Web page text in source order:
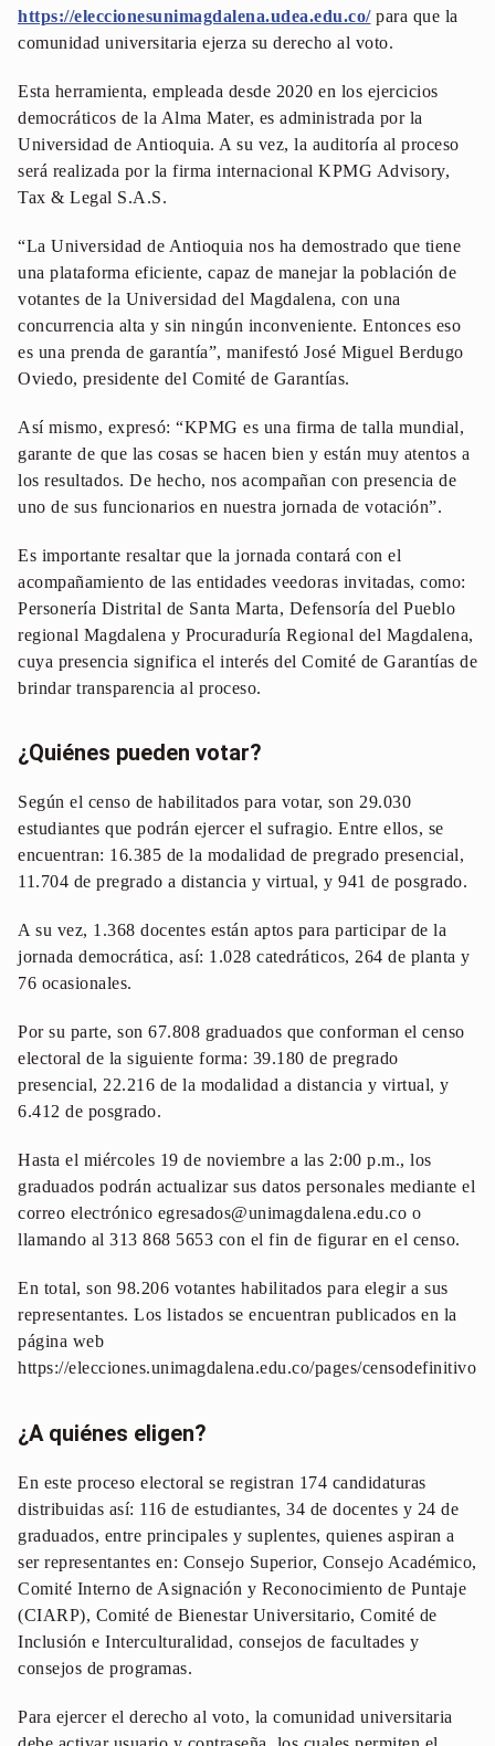
https://eleccionesunimagdalena.udea.edu.co/para que la
comunidad universitaria ejerza su derecho al voto.
Esta herramienta, empleada desde 2020 en los ejercicios
democráticos de la Alma Mater, es administrada por la
Universidad de Antioquia. A su vez, la auditoría al proceso
será realizada por la firma internacional KPMG Advisory,
Tax & Legal S.A.S.
“La Universidad de Antioquia nos ha demostrado que tiene
una plataforma eficiente, capaz de manejar la población de
votantes de la Universidad del Magdalena, con una
concurrencia alta y sin ningún inconveniente. Entonces eso
es una prenda de garantía”, manifestó José Miguel Berdugo
Oviedo, presidente del Comité de Garantías.
Así mismo, expresó: “KPMG es una firma de talla mundial,
garante de que las cosas se hacen bien y están muy atentos a
los resultados. De hecho, nos acompañan con presencia de
uno de sus funcionarios en nuestra jornada de votación”.
Es importante resaltar que la jornada contará con el
acompañamiento de las entidades veedoras invitadas, como:
Personería Distrital de Santa Marta, Defensoría del Pueblo
regional Magdalena y Procuraduría Regional del Magdalena,
cuya presencia significa el interés del Comité de Garantías de
brindar transparencia al proceso.
¿Quiénes pueden votar?
Según el censo de habilitados para votar, son 29.030
estudiantes que podrán ejercer el sufragio. Entre ellos, se
encuentran: 16.385 de la modalidad de pregrado presencial,
11.704 de pregrado a distancia y virtual, y 941 de posgrado.
A su vez, 1.368 docentes están aptos para participar de la
jornada democrática, así: 1.028 catedráticos, 264 de planta y
76 ocasionales.
Por su parte, son 67.808 graduados que conforman el censo
electoral de la siguiente forma: 39.180 de pregrado
presencial, 22.216 de la modalidad a distancia y virtual, y
6.412 de posgrado.
Hasta el miércoles 19 de noviembre a las 2:00 p.m., los
graduados podrán actualizar sus datos personales mediante el
correo electrónico egresados@unimagdalena.edu.co o
llamando al 313 868 5653 con el fin de figurar en el censo.
En total, son 98.206 votantes habilitados para elegir a sus
representantes. Los listados se encuentran publicados en la
página web
https://elecciones.unimagdalena.edu.co/pages/censodefinitivo
¿A quiénes eligen?
En este proceso electoral se registran 174 candidaturas
distribuidas así: 116 de estudiantes, 34 de docentes y 24 de
graduados, entre principales y suplentes, quienes aspiran a
ser representantes en: Consejo Superior, Consejo Académico,
Comité Interno de Asignación y Reconocimiento de Puntaje
(CIARP), Comité de Bienestar Universitario, Comité de
Inclusión e Interculturalidad, consejos de facultades y
consejos de programas.
Para ejercer el derecho al voto, la comunidad universitaria